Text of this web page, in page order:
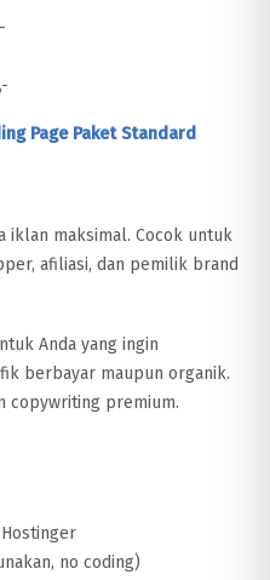
Page Paket Standard
iklan maksimal. Cocok untuk
afiliasi, dan pemilik brand
Anda yang ingin
berbayar maupun organik.
copywriting premium.
no coding)